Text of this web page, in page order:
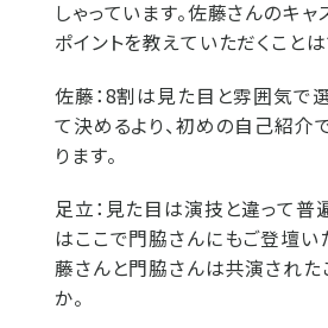
しゃっています。佐藤さんのキャ
ポイントを教えていただくことは
佐藤：8割は見た目と雰囲気で
て決めるより、初めの自己紹介
ります。
足立： 見た目は演技と違って普
はここで門脇さんにもご登壇い
藤さんと門脇さんは共演された
か。